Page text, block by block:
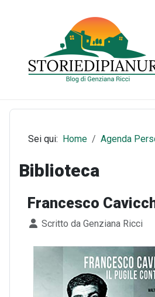
Sei qui: Home Agenda
Biblioteca
Francesco
Dettagli
Scritto da Genziana Ricci